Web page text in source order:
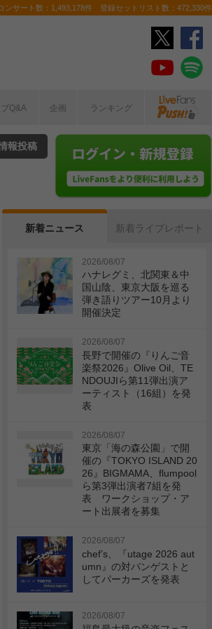
サート数：1,493,178件 登録セットリスト数：472,330件
ブQ&A 企画 ランキング
報投稿
新着ニュース 新着ライブレポート
2026/08/07
ハナレグミ、北関東＆中
国山陰、東京大阪を巡る
弾き語りツアー10月より
開催決定
2026/08/07
長野で開催の『りんご音
楽祭2026』Olive Oil、TE
NDOUJIら第11弾出演ア
ーティスト（16組）を発
表
2026/08/07
東京「海の森公園」で開
催の『TOKYO ISLAND 20
26』BIGMAMA、flumpool
ら第3弾出演者7組を発
表 ワークショップ・ア
ート出展者を募集
2026/08/07
chef’s、『utage 2026 aut
umn』の対バンゲストと
してパーカーズを発表
2026/08/07